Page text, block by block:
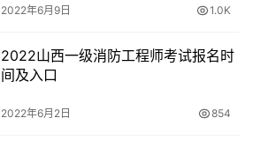
2022年6月9日 1.0K
2022山西一级消防工程师考试报名时
间及入口
2022年6月2日 854